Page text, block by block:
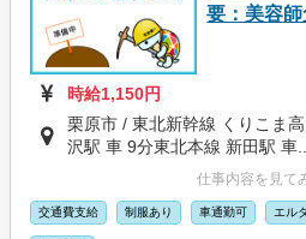
要：美容
時給1,150円
栗原市 / 東北新幹線 くりこま
沢駅 車 9分東北本線 新田駅 車...
仕事内容を見て
交通費支給 制服あり 車通勤可 エル